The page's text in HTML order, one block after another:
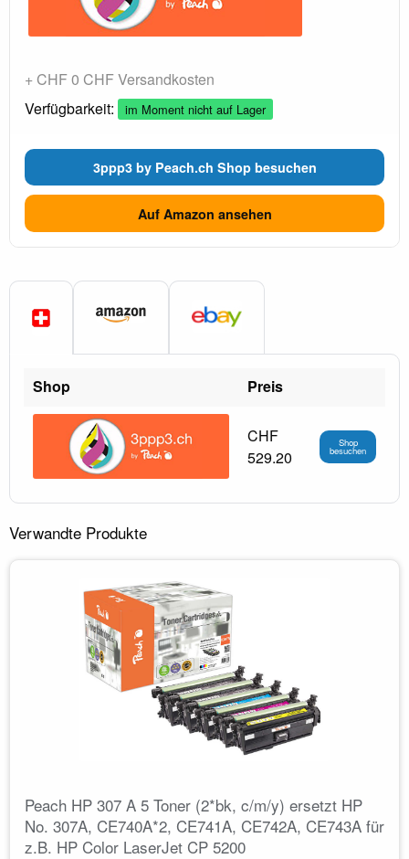
+ CHF 0 CHF Versandkosten
Verfügbarkeit:
im Moment nicht auf Lager
3ppp3 by Peach.ch Shop besuchen
Auf Amazon ansehen
Shop Preis
CHF
529.20
Shop
besuchen
Verwandte Produkte
Peach HP 307 A 5 Toner (2*bk, c/m/y) ersetzt HP
No. 307A, CE740A*2, CE741A, CE742A, CE743A für
z.B. HP Color LaserJet CP 5200